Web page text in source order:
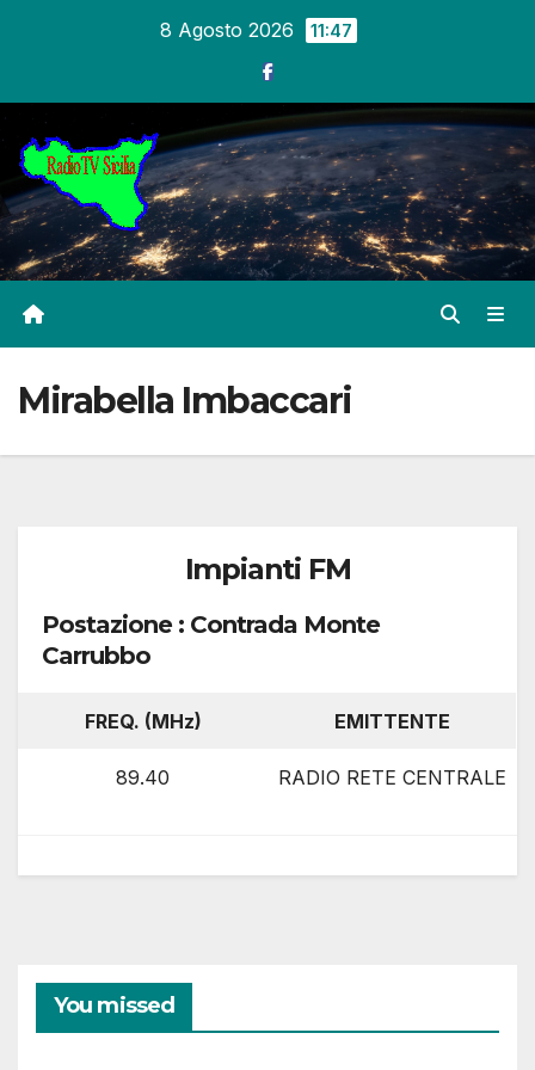
8 Agosto 2026 11:47
Mirabella Imbaccari
Impianti FM
Postazione : Contrada Monte
Carrubbo
FREQ. (MHz) EMITTENTE
89.40 RADIO RETE CENTRALE
You missed